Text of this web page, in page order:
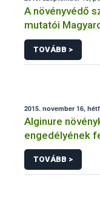
A növényvédő
mutatói
TOVÁBB >
2015. november 16,
Alginure
engedélyének
TOVÁBB >